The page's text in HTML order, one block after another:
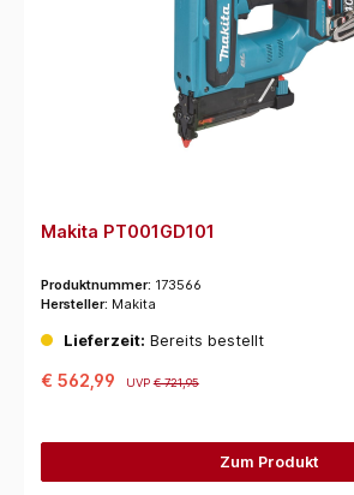
Makita PT001GD101
Produktnummer: 173566
Hersteller: Makita
Lieferzeit: Bereits bestellt
€ 562,99 UVP€ 721,95
Zum Produkt